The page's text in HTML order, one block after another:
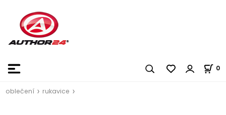
0
oblečení rukavice